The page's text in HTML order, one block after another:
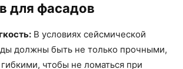
для фасадов
В условиях сейсмической
должны быть не только прочными,
чтобы не ломаться при